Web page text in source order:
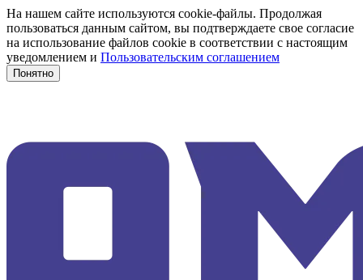
На нашем сайте используются cookie-файлы. Продолжая
пользоваться данным сайтом, вы подтверждаете свое согласие
на использование файлов cookie в соответствии с настоящим
уведомлением и Пользовательским соглашением
Понятно